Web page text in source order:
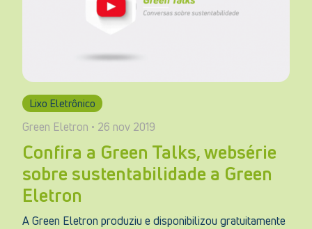
Lixo Eletrônico
Green Eletron • 26 nov 2019
Confira a Green Talks, websérie
sobre sustentabilidade a Green
Eletron
A Green Eletron produziu e disponibilizou gratuitamente